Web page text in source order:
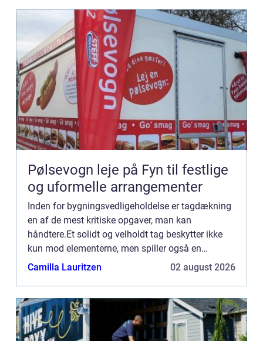
Pølsevogn leje på Fyn til festlige
og uformelle arrangementer
Inden for bygningsvedligeholdelse er tagdækning
en af de mest kritiske opgaver, man kan
håndtere.Et solidt og velholdt tag beskytter ikke
kun mod elementerne, men spiller også en
væsentlig rolle i et hjems energieffektivitet. ...
Camilla Lauritzen 02 august 2026